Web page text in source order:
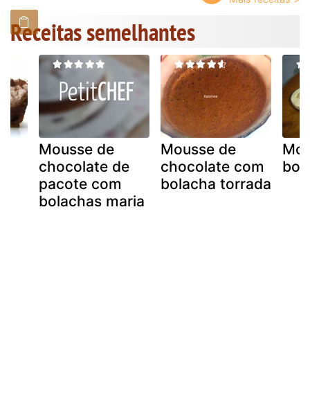
Receitas semelhantes
Mousse de
chocolate de
pacote com
bolachas maria
Mousse de
chocolate com
bolacha torrada